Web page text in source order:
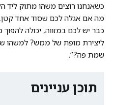
כשאנחנו רוצים משהו מתוק ליד
מה אם אגלה לכם שסוד אחד
כבר יש לכם במזווה, יכולה
ליצירת מופת של ממש? למשהו
שמת פה?”.
תוכן עניינים